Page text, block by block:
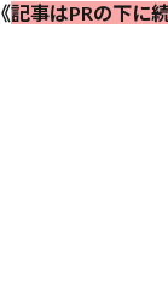
《記事はPRの下に